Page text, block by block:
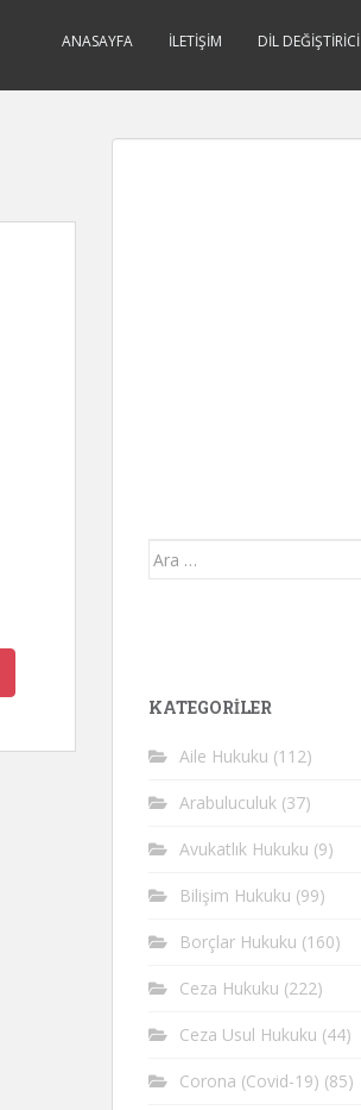
ANASAYFA İLETIŞIM DIL DEĞIŞTIRICI
Arama
KATEGORİLER
Aile Hukuku (112)
Arabuluculuk (37)
Avukatlık Hukuku (9)
Bilişim Hukuku (99)
Borçlar Hukuku (160)
Ceza Hukuku (222)
Ceza Usul Hukuku (44)
Corona (Covid-19) (85)